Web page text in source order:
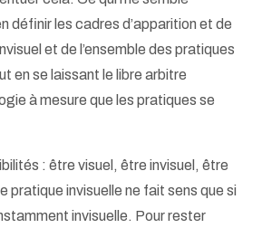
définir les cadres d’apparition et de
et de l’ensemble des pratiques
en se laissant le libre arbitre
à mesure que les pratiques se
: être visuel, être invisuel, être
pratique invisuelle ne fait sens que si
invisuelle. Pour rester